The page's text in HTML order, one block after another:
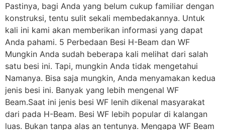
Pastinya, bagi Anda yang belum cukup familiar dengan
konstruksi, tentu sulit sekali membedakannya. Untuk
kali ini kami akan memberikan informasi yang dapat
Anda pahami. 5 Perbedaan Besi H-Beam dan WF
Mungkin Anda sudah beberapa kali melihat dari salah
satu besi ini. Tapi, mungkin Anda tidak mengetahui
Namanya. Bisa saja mungkin, Anda menyamakan kedua
jenis besi ini. Banyak yang lebih mengenal WF
Beam.Saat ini jenis besi WF lenih dikenal masyarakat
dari pada H-Beam. Besi WF lebih popular di kalangan
luas. Bukan tanpa alas an tentunya. Mengapa WF Beam